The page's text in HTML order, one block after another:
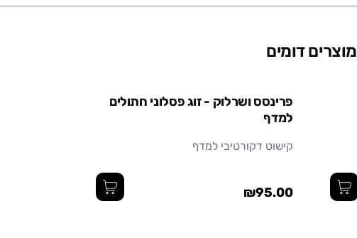
מוצרים דומים
פרינסס ושרלוק - זוג פסלוני חתולים
למדף
קישוט דקורטיבי למדף
₪95.00